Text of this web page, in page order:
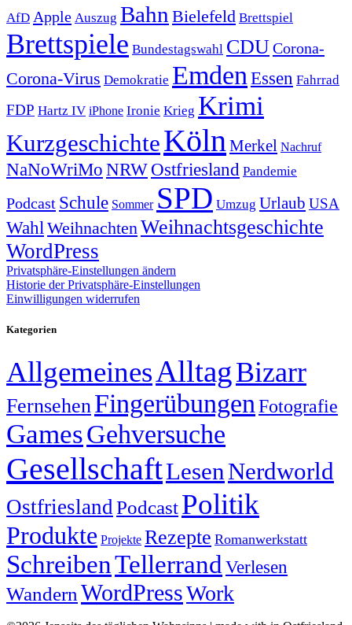
AfD Apple Auszug Bahn Bielefeld Brettspiel
Brettspiele Bundestagswahl CDUCorona-
Corona-Virus Demokratie Emden Essen Fahrrad
FDP Hartz IV iPhone Ironie Krieg Krimi
KurzgeschichteKöln Merkel Nachruf
NaNoWriMo NRWOstfriesland Pandemie
Podcast Schule Sommer SPD Umzug Urlaub USA
Wahl Weihnachten Weihnachtsgeschichte
WordPress
Privatsphäre-Einstellungen ändern
Historie der Privatsphäre-Einstellungen
Einwilligungen widerrufen
Kategorien
AllgemeinesAlltagBizarr
FernsehenFingerübungen Fotografie
GamesGehversuche
GesellschaftLesenNerdworld
OstfrieslandPodcastPolitik
Produkte Projekte Rezepte Romanwerkstatt
SchreibenTellerrand Verlesen
Wandern WordPressWork